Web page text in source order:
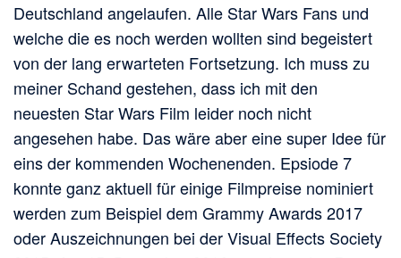
Deutschland angelaufen. Alle Star Wars Fans und
welche die es noch werden wollten sind begeistert
von der lang erwarteten Fortsetzung. Ich muss zu
meiner Schand gestehen, dass ich mit den
neuesten Star Wars Film leider noch nicht
angesehen habe. Das wäre aber eine super Idee für
eins der kommenden Wochenenden. Epsiode 7
konnte ganz aktuell für einige Filmpreise nominiert
werden zum Beispiel dem Grammy Awards 2017
oder Auszeichnungen bei der Visual Effects Society